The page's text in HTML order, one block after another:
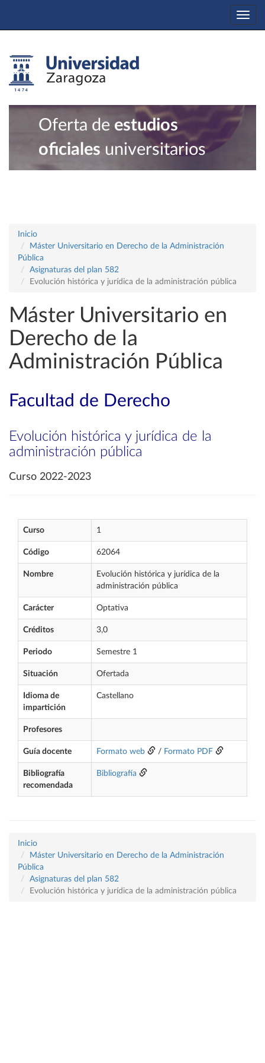
Oferta de estudios
oficiales universitarios
Inicio
Máster Universitario en Derecho de la Administración
Pública
Asignaturas del plan 582
Evolución histórica y jurídica de la administración pública
Máster Universitario en
Derecho de la
Administración Pública
Facultad de Derecho
Evolución histórica y jurídica de la
administración pública
Curso 2022-2023
Curso 1
Código 62064
Nombre
Evolución histórica y jurídica de la
administración pública
Carácter Optativa
Créditos 3,0
Periodo Semestre 1
Situación Ofertada
Idioma de
impartición
Castellano
Profesores
Guía docente Formato web / Formato PDF
Bibliografía
recomendada
Bibliografía
Inicio
Máster Universitario en Derecho de la Administración
Pública
Asignaturas del plan 582
Evolución histórica y jurídica de la administración pública